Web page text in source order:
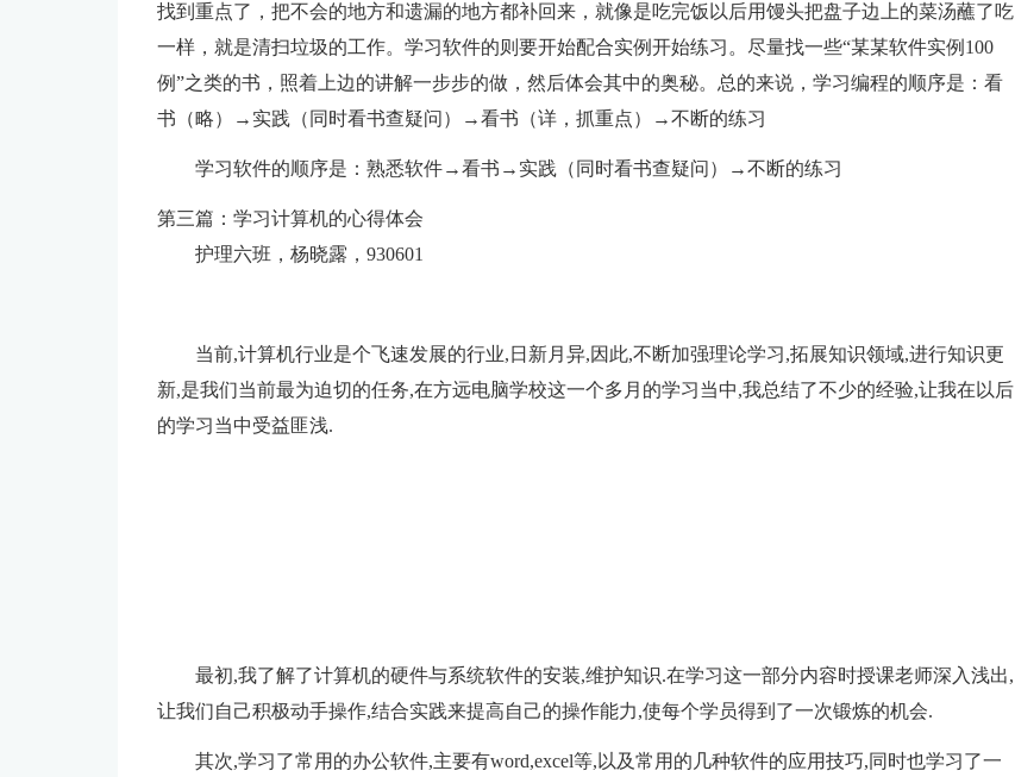
找到重点了，把不会的地方和遗漏的地方都补回来，就像是吃完饭以后用馒头把盘子边上的菜汤蘸了吃
一样，就是清扫垃圾的工作。学习软件的则要开始配合实例开始练习。尽量找一些“某某软件实例100
例”之类的书，照着上边的讲解一步步的做，然后体会其中的奥秘。总的来说，学习编程的顺序是：看
书（略）→实践（同时看书查疑问）→看书（详，抓重点）→不断的练习
学习软件的顺序是：熟悉软件→看书→实践（同时看书查疑问）→不断的练习
第三篇：学习计算机的心得体会
护理六班，杨晓露，930601
当前,计算机行业是个飞速发展的行业,日新月异,因此,不断加强理论学习,拓展知识领域,进行知识更
新,是我们当前最为迫切的任务,在方远电脑学校这一个多月的学习当中,我总结了不少的经验,让我在以后
的学习当中受益匪浅.
最初,我了解了计算机的硬件与系统软件的安装,维护知识.在学习这一部分内容时授课老师深入浅出,
让我们自己积极动手操作,结合实践来提高自己的操作能力,使每个学员得到了一次锻炼的机会.
其次,学习了常用的办公软件,主要有word,excel等,以及常用的几种软件的应用技巧,同时也学习了一